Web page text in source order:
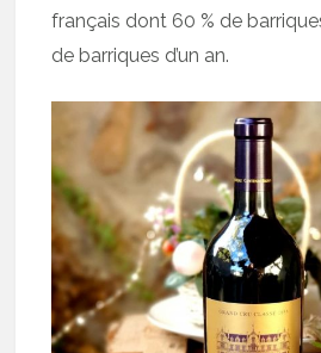
français dont 60 % de
de barriques d’un an.